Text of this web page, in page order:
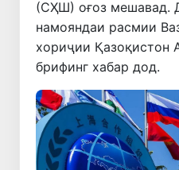
(СҲШ) оғоз мешавад.
намояндаи расмии
хориҷии Қазоқистон
брифинг хабар дод.